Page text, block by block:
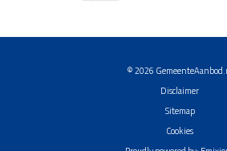
© 2026
Disclaimer
Sitemap
Cookies